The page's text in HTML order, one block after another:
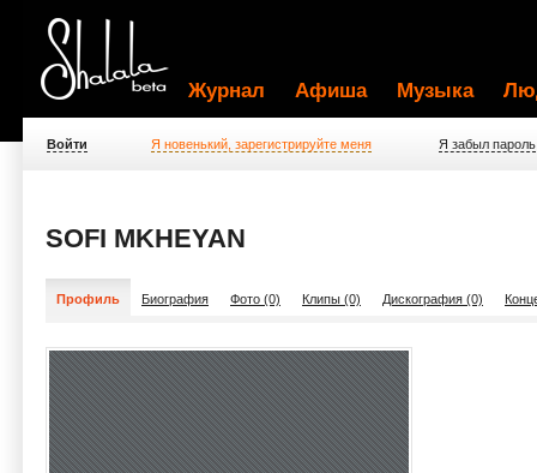
Журнал Афиша Музыка
Войти Я новенький, зарегистрируйте меня Я забыл пароль
SOFI MKHEYAN
Профиль Биография Фото (0) Клипы (0) Дискография (0)